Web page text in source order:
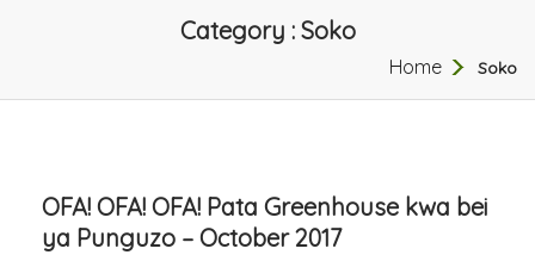
Category : Soko
Home Soko
OFA! OFA! OFA! Pata Greenhouse kwa bei
ya Punguzo – October 2017